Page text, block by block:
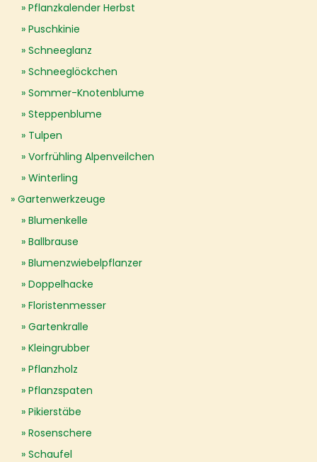
Pflanzkalender Herbst
Puschkinie
Schneeglanz
Schneeglöckchen
Sommer-Knotenblume
Steppenblume
Tulpen
Vorfrühling Alpenveilchen
Winterling
Gartenwerkzeuge
Blumenkelle
Ballbrause
Blumenzwiebelpflanzer
Doppelhacke
Floristenmesser
Gartenkralle
Kleingrubber
Pflanzholz
Pflanzspaten
Pikierstäbe
Rosenschere
Schaufel